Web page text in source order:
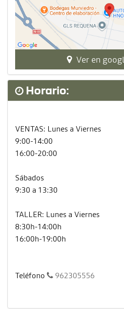
Ver en
Horario:
VENTAS: Lunes a Viernes
9:00-14:00
16:00-20:00
Sábados
9:30 a 13:30
TALLER: Lunes a Viernes
8:30h-14:00h
16:00h-19:00h
Teléfono 962305556